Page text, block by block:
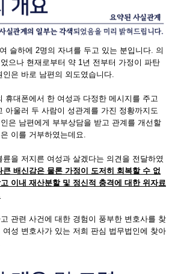
슬하에 2명의 자녀를 두고 있는 분입니다. 의
으나 현재로부터 약 1년 전부터 가정이 파탄
은 바로 남편의 외도였습니다.
휴대폰에서 한 여성과 다정한 메시지를 주고
아울러 두 사람이 성관계를 가진 정황까지도
은 남편에게 부부상담을 받고 관계를 개선할
이를 거부하였는데요.
을 저지른 여성과 살겠다는 의견을 전달하였
큰 배신감은 물론 가정이 도저히 회복할 수 없
이내 재산분할 및 정신적 충격에 대한 위자료
관련 사건에 대한 경험이 풍부한 변호사를 찾
성 변호사가 있는 저희 판심 법무법인에 찾아